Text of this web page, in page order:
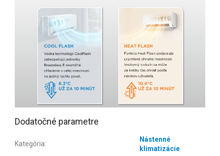
Dodatočné parametre
Kategória:
Nástenné
klimatizácie